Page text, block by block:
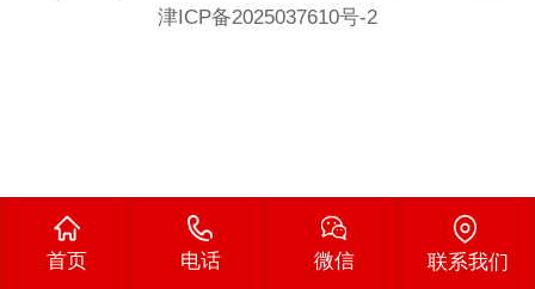
津ICP备2025037610号-2
首页 电话 微信 联系我们